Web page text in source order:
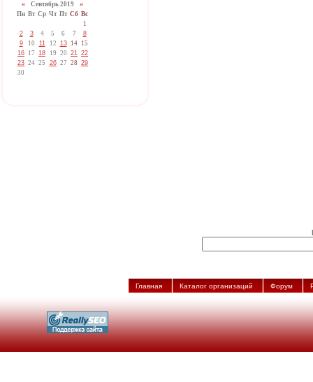
« Сентябрь 2019 »
Пн Вт Ср Чт Пт Сб Вс
1
2
3 4 5 6 7
8
9
10 11 12 13 14 15
16 17 18 19 20 21 22
23 24 25 26 27 28 29
30
Главная Каталог организаций Форум